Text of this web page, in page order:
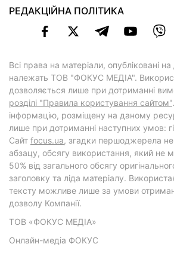
РЕДАКЦІЙНА ПОЛІТИКА
Всі права на матеріали, опубліковані
належать ТОВ "ФОКУС МЕДІА".
дозволяється лише при дотриманні
розділі "Правила користування сайтом"
інформацію, розміщену на даному
лише при дотриманні наступних умов:
Cайт focus.ua, згадки першоджерела
абзацу, обсягу використання, який не
50% від загального обсягу
заголовку та ліда матеріалу.
тексту можливе лише за умови
дозволу Компанії.
ТОВ «ФОКУС МЕДІА»
Онлайн-медіа ФОКУС